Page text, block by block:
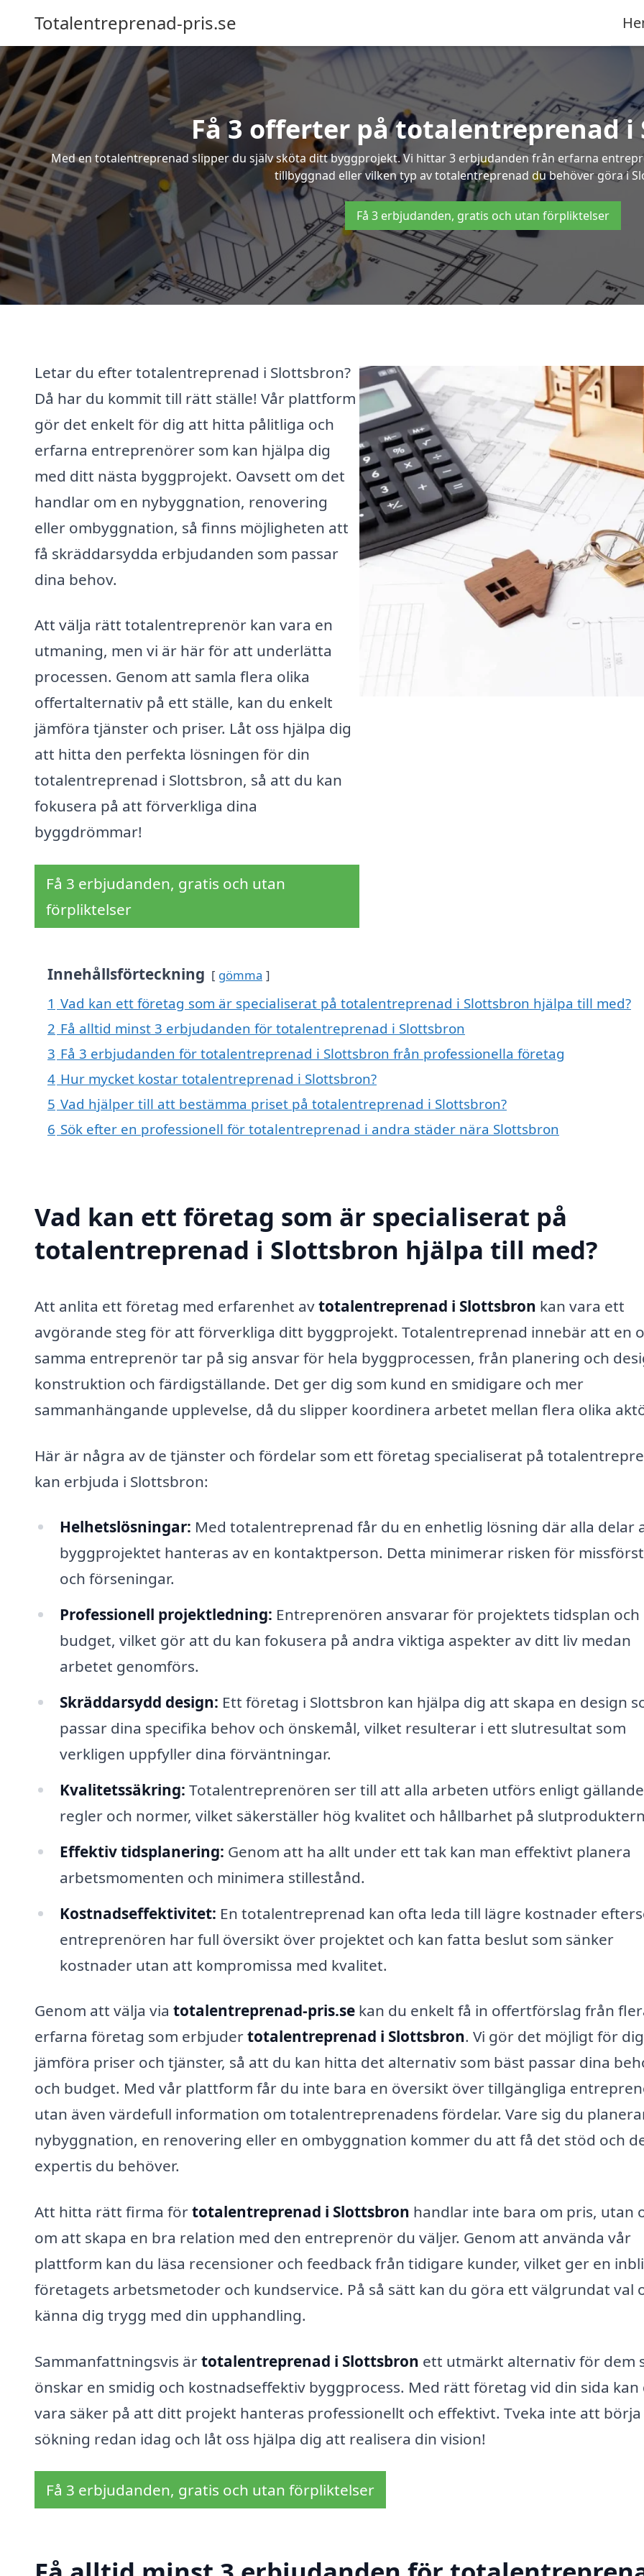
Totalentreprenad-pris.se
Få 3 offerter på totalentreprenad i
Med en totalentreprenad slipper du själv sköta ditt byggprojekt. Vi hittar 3 erbjudanden från erfarna
tillbyggnad eller vilken typ av totalentreprenad du behöver göra i
Få 3 erbjudanden, gratis och utan förpliktelser
Letar du efter totalentreprenad i Slottsbron?
Då har du kommit till rätt ställe! Vår plattform
gör det enkelt för dig att hitta pålitliga och
erfarna entreprenörer som kan hjälpa dig
med ditt nästa byggprojekt. Oavsett om det
handlar om en nybyggnation, renovering
eller ombyggnation, så finns möjligheten att
få skräddarsydda erbjudanden som passar
dina behov.
Att välja rätt totalentreprenör kan vara en
utmaning, men vi är här för att underlätta
processen. Genom att samla flera olika
offertalternativ på ett ställe, kan du enkelt
jämföra tjänster och priser. Låt oss hjälpa dig
att hitta den perfekta lösningen för din
totalentreprenad i Slottsbron, så att du kan
fokusera på att förverkliga dina
byggdrömmar!
Få 3 erbjudanden, gratis och utan
förpliktelser
Innehållsförteckning gömma
1 Vad kan ett företag som är specialiserat på totalentreprenad i Slottsbron hjälpa till med?
2 Få alltid minst 3 erbjudanden för totalentreprenad i Slottsbron
3 Få 3 erbjudanden för totalentreprenad i Slottsbron från professionella företag
4 Hur mycket kostar totalentreprenad i Slottsbron?
5 Vad hjälper till att bestämma priset på totalentreprenad i Slottsbron?
6 Sök efter en professionell för totalentreprenad i andra städer nära Slottsbron
Vad kan ett företag som är specialiserat på
totalentreprenad i Slottsbron hjälpa till med?
Att anlita ett företag med erfarenhet avtotalentreprenad i Slottsbron kan vara ett
avgörande steg för att förverkliga ditt byggprojekt. Totalentreprenad innebär att en
samma entreprenör tar på sig ansvar för hela byggprocessen, från planering och
konstruktion och färdigställande. Det ger dig som kund en smidigare och mer
sammanhängande upplevelse, då du slipper koordinera arbetet mellan flera olika
Här är några av de tjänster och fördelar som ett företag specialiserat på
kan erbjuda i Slottsbron:
Helhetslösningar: Med totalentreprenad får du en enhetlig lösning där alla delar
byggprojektet hanteras av en kontaktperson. Detta minimerar risken för
och förseningar.
Professionell projektledning: Entreprenören ansvarar för projektets tidsplan och
budget, vilket gör att du kan fokusera på andra viktiga aspekter av ditt liv medan
arbetet genomförs.
Skräddarsydd design: Ett företag i Slottsbron kan hjälpa dig att skapa en design
passar dina specifika behov och önskemål, vilket resulterar i ett slutresultat som
verkligen uppfyller dina förväntningar.
Kvalitetssäkring: Totalentreprenören ser till att alla arbeten utförs enligt gällande
regler och normer, vilket säkerställer hög kvalitet och hållbarhet på
Effektiv tidsplanering: Genom att ha allt under ett tak kan man effektivt planera
arbetsmomenten och minimera stillestånd.
Kostnadseffektivitet: En totalentreprenad kan ofta leda till lägre kostnader
entreprenören har full översikt över projektet och kan fatta beslut som sänker
kostnader utan att kompromissa med kvalitet.
Genom att välja via totalentreprenad-pris.se kan du enkelt få in offertförslag från
erfarna företag som erbjudertotalentreprenad i Slottsbron. Vi gör det möjligt för
jämföra priser och tjänster, så att du kan hitta det alternativ som bäst passar dina
och budget. Med vår plattform får du inte bara en översikt över tillgängliga
utan även värdefull information om totalentreprenadens fördelar. Vare sig du
nybyggnation, en renovering eller en ombyggnation kommer du att få det stöd och
expertis du behöver.
Att hitta rätt firma förtotalentreprenad i Slottsbron handlar inte bara om pris, utan
om att skapa en bra relation med den entreprenör du väljer. Genom att använda vår
plattform kan du läsa recensioner och feedback från tidigare kunder, vilket ger en
företagets arbetsmetoder och kundservice. På så sätt kan du göra ett välgrundat val
känna dig trygg med din upphandling.
Sammanfattningsvis ärtotalentreprenad i Slottsbron ett utmärkt alternativ för dem
önskar en smidig och kostnadseffektiv byggprocess. Med rätt företag vid din sida kan
vara säker på att ditt projekt hanteras professionellt och effektivt. Tveka inte att
sökning redan idag och låt oss hjälpa dig att realisera din vision!
Få 3 erbjudanden, gratis och utan förpliktelser